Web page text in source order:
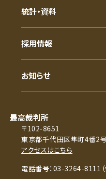
統計・資料
採用情報
お知らせ
最高裁判所
〒102-8651
東京都千代田区隼町4番2号
アクセスはこちら
電話番号：03-3264-8111（